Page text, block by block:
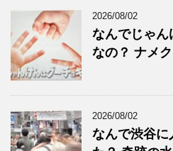
2026/08/02
なんでじゃん
なの？ ナメ
2026/08/02
なんで渋谷に